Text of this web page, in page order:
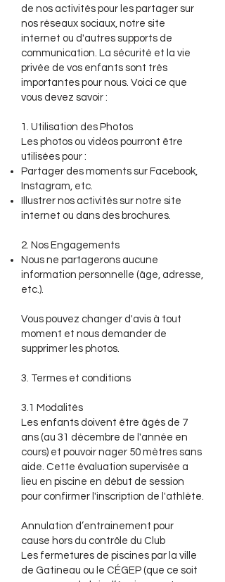
de nos activités pour les partager sur
nos réseaux sociaux, notre site
internet ou d'autres supports de
communication. La sécurité et la vie
privée de vos enfants sont très
importantes pour nous. Voici ce que
vous devez savoir :
1. Utilisation des Photos
Les photos ou vidéos pourront être
utilisées pour :
Partager des moments sur Facebook,
Instagram, etc.
Illustrer nos activités sur notre site
internet ou dans des brochures.
2. Nos Engagements​
Nous ne partagerons aucune
information personnelle (âge, adresse,
etc.).
Vous pouvez changer d'avis à tout
moment et nous demander de
supprimer les photos.
3. Termes et conditions
3.1 Modalités
Les enfants doivent être âgés de 7
ans (au 31 décembre de l'année en
cours) et pouvoir nager 50 mètres sans
aide. Cette évaluation supervisée a
lieu en piscine en début de session
pour confirmer l'inscription de l'athlète.
​Annulation d’entrainement pour
cause hors du contrôle du Club
Les fermetures de piscines par la ville
de Gatineau ou le CÉGEP (que ce soit